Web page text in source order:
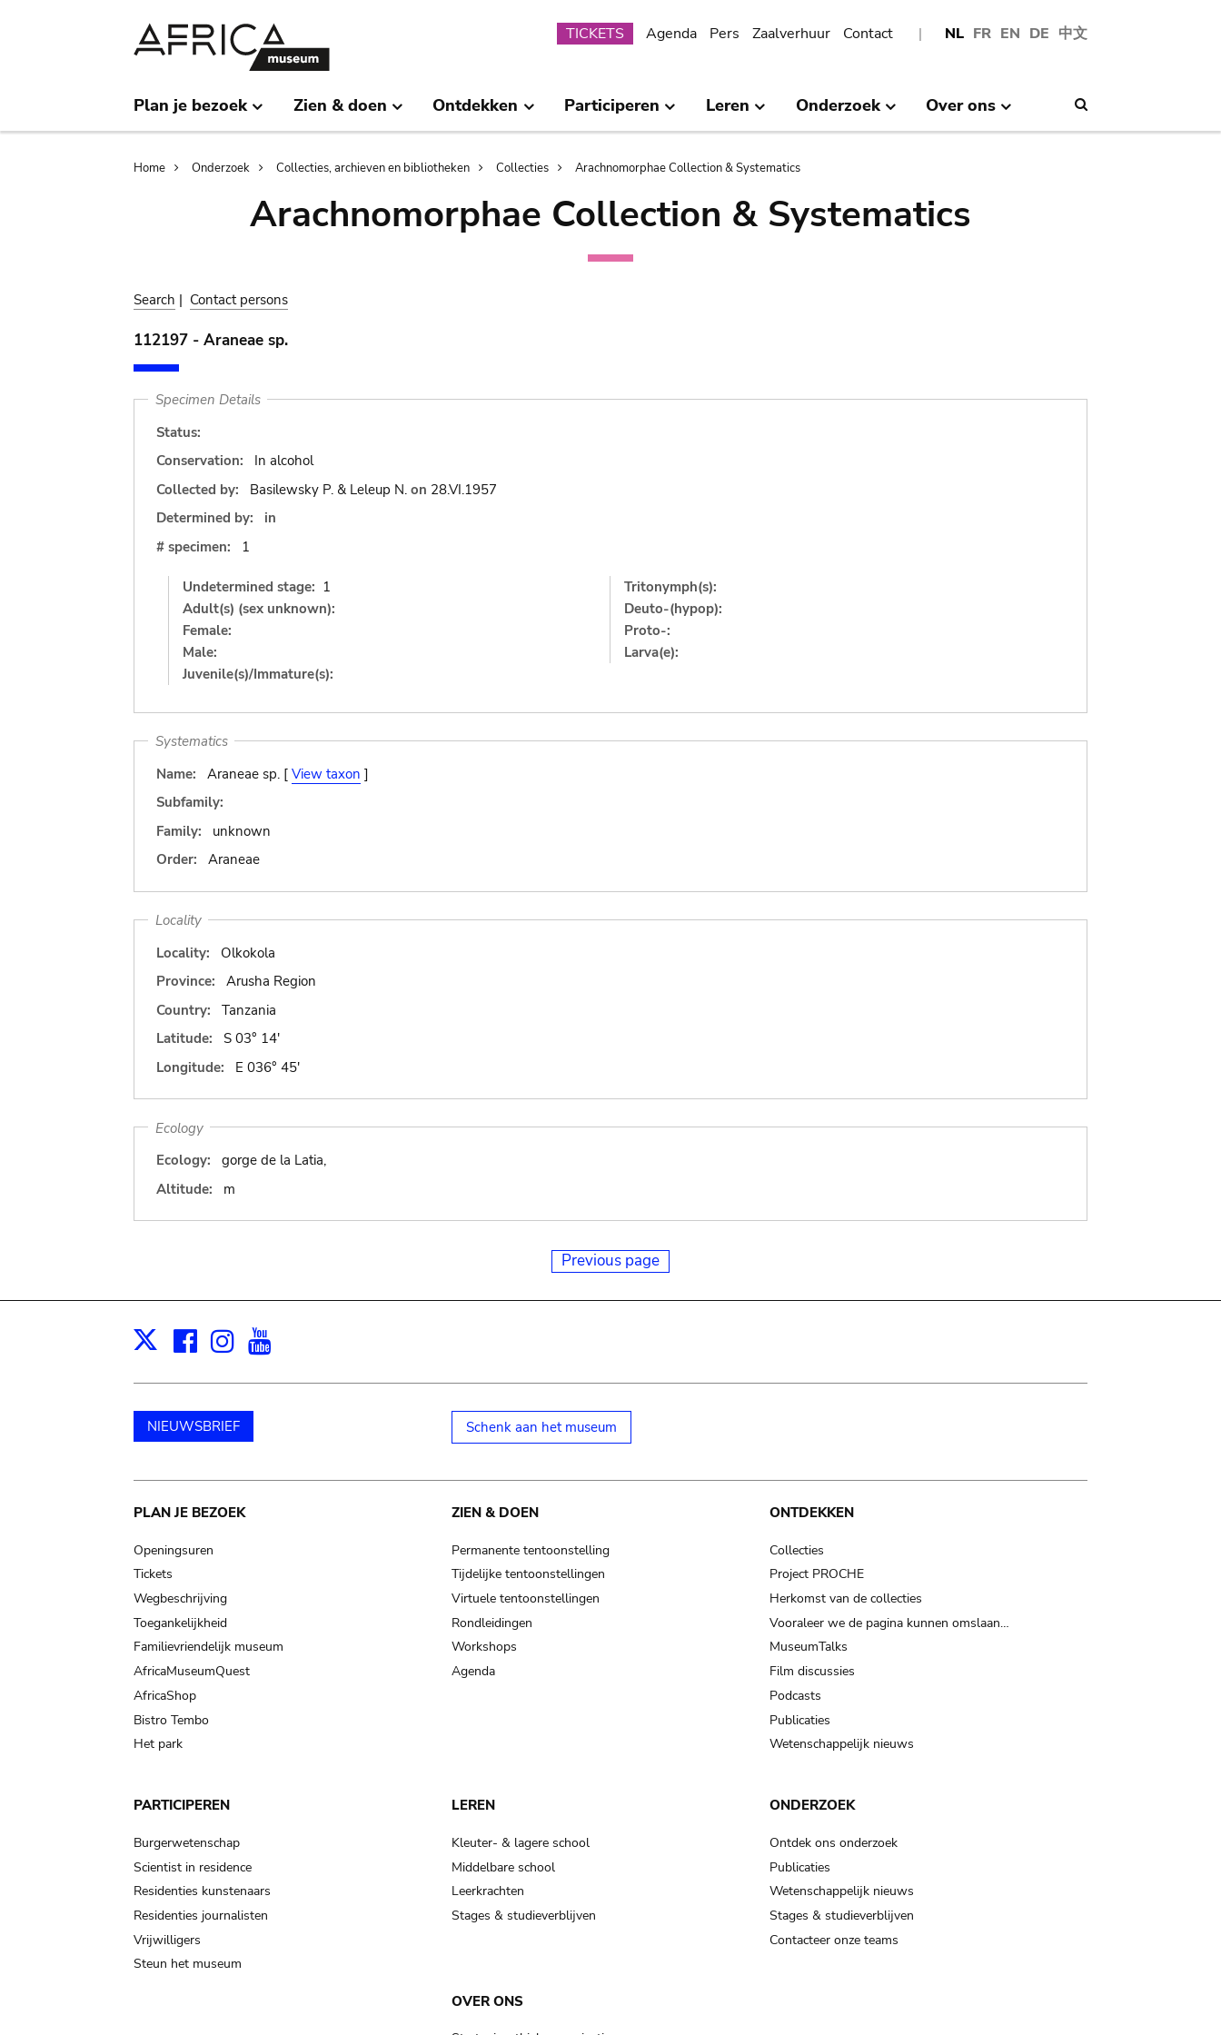
NL FR EN DE 中文
Submenu
TICKETS Agenda Pers Zaalverhuur Contact
Plan je bezoek Zien & doen Ontdekken Participeren Leren Onderzoek Over ons
Breadcrumb
Home Onderzoek Collecties, archieven en bibliotheken Collecties Arachnomorphae Collection & Systematics
Arachnomorphae Collection & Systematics
Search | Contact persons
112197 - Araneae sp.
Specimen Details
Status:
Conservation:
In alcohol
Collected by:
Basilewsky P. & Leleup N. on 28.VI.1957
Determined by:
in
# specimen:
1
Undetermined stage: 1
Adult(s) (sex unknown):
Female:
Male:
Juvenile(s)/Immature(s):
Tritonymph(s):
Deuto-(hypop):
Proto-:
Larva(e):
Systematics
Name:
Araneae sp. [ View taxon ]
Subfamily:
Family:
unknown
Order:
Araneae
Locality
Locality:
Olkokola
Province:
Arusha Region
Country:
Tanzania
Latitude:
S 03° 14'
Longitude:
E 036° 45'
Ecology
Ecology:
gorge de la Latia,
Altitude:
m
Previous page
X Facebook
Instagram
NIEUWSBRIEF Schenk aan het museum
Main
navigation
PLAN JE BEZOEK
Openingsuren
Tickets
Wegbeschrijving
Toegankelijkheid
Familievriendelijk museum
AfricaMuseumQuest
AfricaShop
Bistro Tembo
Het park
ZIEN & DOEN
Permanente tentoonstelling
Tijdelijke tentoonstellingen
Virtuele tentoonstellingen
Rondleidingen
Workshops
Agenda
ONTDEKKEN
Collecties
Project PROCHE
Herkomst van de collecties
Vooraleer we de pagina kunnen omslaan…
MuseumTalks
Film discussies
Podcasts
Publicaties
Wetenschappelijk nieuws
PARTICIPEREN
Burgerwetenschap
Scientist in residence
Residenties kunstenaars
Residenties journalisten
Vrijwilligers
Steun het museum
LEREN
Kleuter- & lagere school
Middelbare school
Leerkrachten
Stages & studieverblijven
ONDERZOEK
Ontdek ons onderzoek
Publicaties
Wetenschappelijk nieuws
Stages & studieverblijven
Contacteer onze teams
OVER ONS